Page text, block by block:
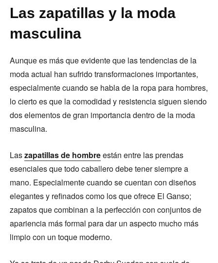
Las zapatillas y la moda
masculina
Aunque es más que evidente que las tendencias de la
moda actual han sufrido transformaciones importantes,
especialmente cuando se habla de la ropa para hombres,
lo cierto es que la comodidad y resistencia siguen siendo
dos elementos de gran importancia dentro de la moda
masculina.
Laszapatillas de hombreestán entre las prendas
esenciales que todo caballero debe tener siempre a
mano. Especialmente cuando se cuentan con diseños
elegantes y refinados como los que ofrece El Ganso;
zapatos que combinan a la perfección con conjuntos de
apariencia más formal para dar un aspecto mucho más
limpio con un toque moderno.